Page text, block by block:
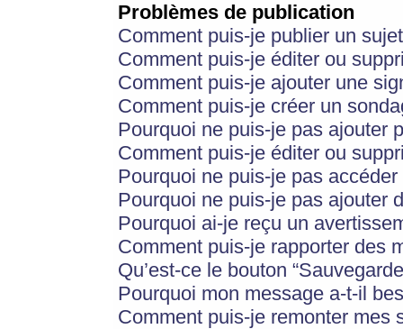
Problèmes de publication
Comment puis-je publier un
Comment puis-je éditer ou
Comment puis-je ajouter une
Comment puis-je créer un
Pourquoi ne puis-je pas ajouter
Comment puis-je éditer ou
Pourquoi ne puis-je pas
Pourquoi ne puis-je pas ajouter
Pourquoi ai-je reçu un
Comment puis-je rapporter des
Qu’est-ce le bouton
Pourquoi mon message a-t-il
Comment puis-je remonter mes